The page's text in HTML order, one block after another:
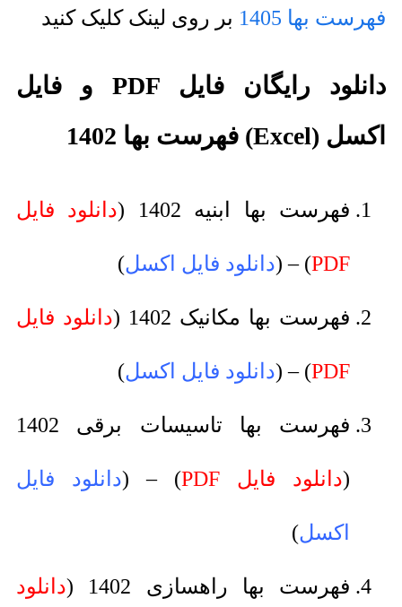
فهرست بها 1405
بر روی لینک کلیک کنید
دانلود رایگان فایل PDF و فایل
اکسل (Excel) فهرست بها 1402
فهرست بها ابنیه 1402 ( دانلود فایل
PDF
) – (دانلود فایل اکسل)
فهرست بها مکانیک 1402 ( دانلود فایل
PDF
) – (دانلود فایل اکسل)
فهرست بها تاسیسات برقی 1402
(دانلود فایل PDF ) – (دانلود فایل
اکسل)
فهرست بها راهسازی 1402 ( دانلود